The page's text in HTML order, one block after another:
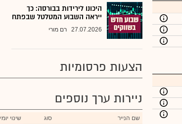
היכונו לירידות בבורסה: כך
ייראה השבוע המטלטל שבפתח
27.07.2026 רם מורי
הצעות פרסומיות
ניירות ערך נוספים
שם הנייר סוג שינוי יומי